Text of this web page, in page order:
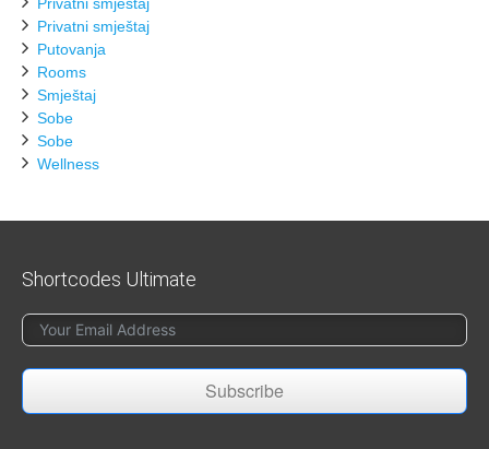
Privatni smještaj
Putovanja
Rooms
Smještaj
Sobe
Sobe
Wellness
Shortcodes Ultimate
Subscribe